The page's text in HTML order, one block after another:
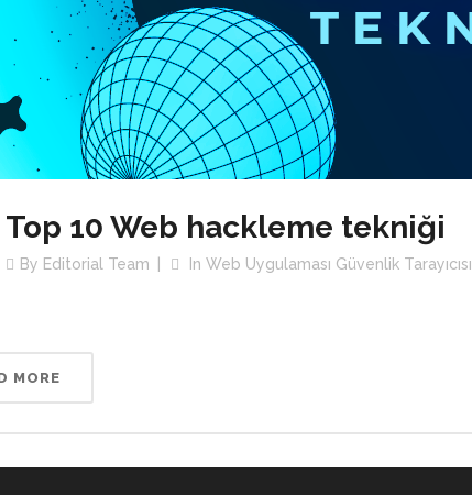
Top 10 Web hackleme tekniği
By Editorial Team In Web Uygulaması Güvenlik Tarayıcısı
MORE